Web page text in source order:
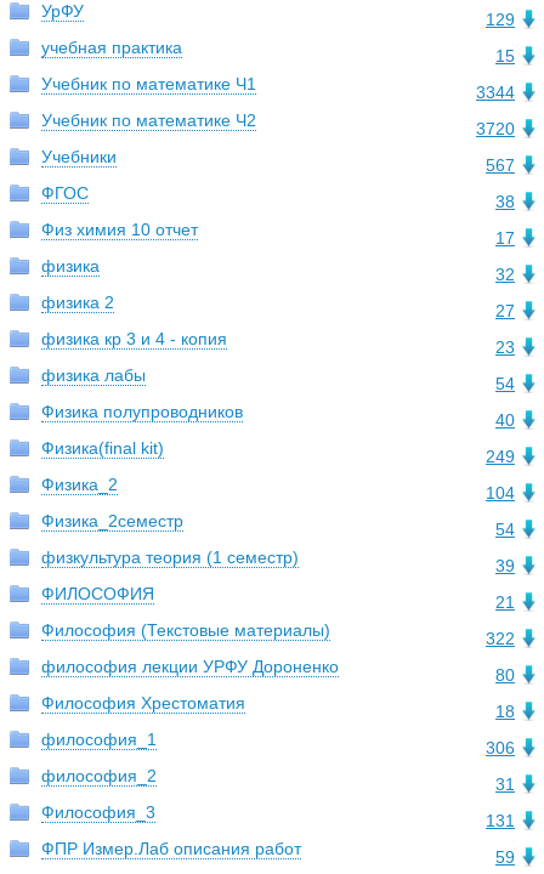
129
УрФУ
15
учебная практика
3344
Учебник по математике Ч1
3720
Учебник по математике Ч2
567
Учебники
38
ФГОС
17
Физ химия 10 отчет
32
физика
27
физика 2
23
физика кр 3 и 4 - копия
54
физика лабы
40
Физика полупроводников
249
Физика(final kit)
104
Физика_2
54
Физика_2семестр
39
физкультура теория (1 семестр)
21
ФИЛОСОФИЯ
322
Философия (Текстовые материалы)
80
философия лекции УРФУ Дороненко
18
Философия Хрестоматия
306
философия_1
31
философия_2
131
Философия_3
59
ФПР Измер.Лаб описания работ